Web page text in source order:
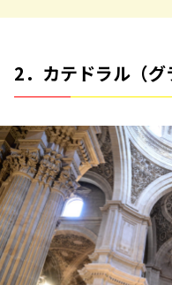
2．カテドラル（グ